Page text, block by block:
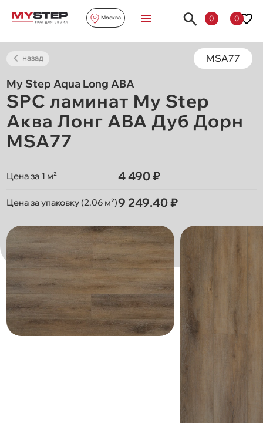
Москва 0 0
назад MSA77
My Step Aqua Long ABA
SPC ламинат My Step
Аква Лонг ABA Дуб Дорн
MSA77
Цена за 1 м² 4 490 ₽
Цена за упаковку (2.06 м²)9 249.40 ₽